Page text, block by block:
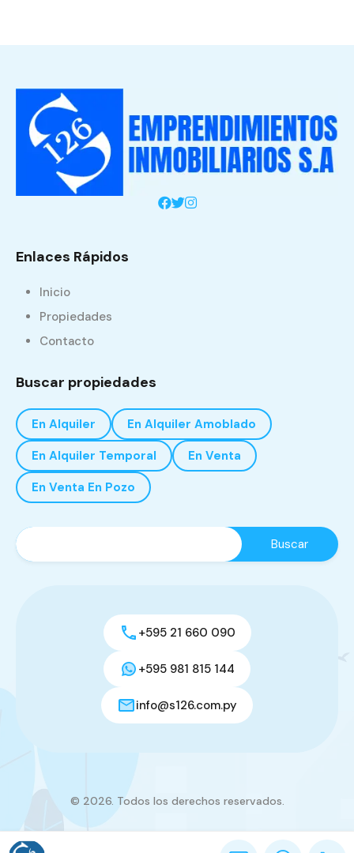
Enlaces Rápidos
Inicio
Propiedades
Contacto
Buscar propiedades
En Alquiler
En Alquiler Amoblado
En Alquiler Temporal
En Venta
En Venta En Pozo
+595 21 660 090
+595 981 815 144
info@s126.com.py
© 2026. Todos los derechos reservados.